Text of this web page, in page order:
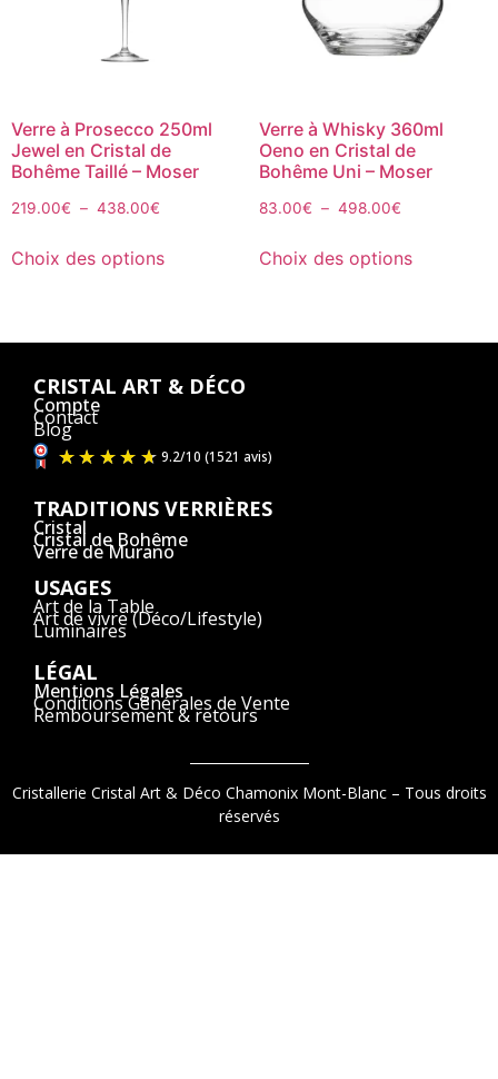
Verre à Prosecco 250ml
Jewel en Cristal de
Bohême Taillé – Moser
219.00€ – 438.00€
Choix des options
Verre à Whisky 360ml
Oeno en Cristal de
Bohême Uni – Moser
83.00€ – 498.00€
Choix des options
CRISTAL ART & DÉCO
Compte
Contact
Blog
TRADITIONS VERRIÈRES
Cristal
Cristal de Bohême
Verre de Murano
USAGES
Art de la Table
Art de vivre (Déco/Lifestyle)
Luminaires
LÉGAL
Mentions Légales
Conditions Générales de Vente
Remboursement & retours
Cristallerie Cristal Art & Déco Chamonix Mont-Blanc – Tous droits
réservés